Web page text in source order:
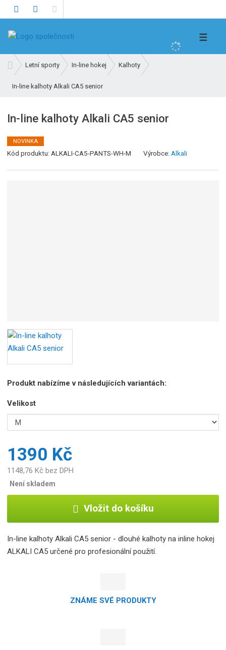
t
☰
v
o
í
t
r
Letní sporty In-line hokej Kalhoty
In-line kalhoty Alkali CA5 senior
In-line kalhoty Alkali CA5 senior
NOVINKA
Kód produktu: ALKALI-CA5-PANTS-WH-M Výrobce: Alkali
Produkt nabízíme v následujících variantách:
Velikost
1390 Kč
1148,76 Kč bez DPH
Není skladem
Vložit do košíku
In-line kalhoty Alkali CA5 senior - dlouhé kalhoty na inline hokej
ALKALI CA5 určené pro profesionální použití.
ZNÁME SVÉ PRODUKTY